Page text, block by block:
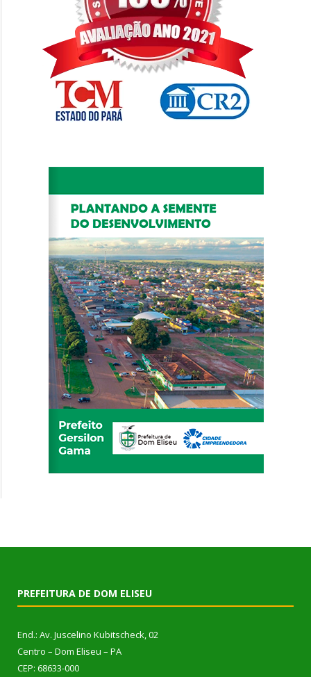
PREFEITURA DE DOM ELISEU
End.: Av. Juscelino Kubitscheck, 02
Centro – Dom Eliseu – PA
CEP: 68633-000